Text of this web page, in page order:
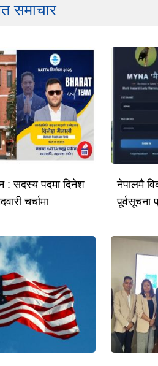
समाचार
: सदस्य पदमा दिनेश
चर्चामा
नेपालमै
पूर्वसूचना